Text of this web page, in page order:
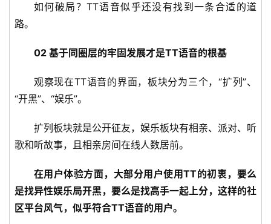
如何破局？TT语音似乎还没有找到一条合适的道
路。
02 基于同圈层的牢固发展才是TT语音的根基
观察现在TT语音的界面，板块分为三个，“扩列”、
“开黑”、“娱乐”。
扩列板块就是公开征友，娱乐板块有相亲、派对、听
歌和听故事，且相亲房间在线人数居前。
在用户体验方面，大部分用户使用TT的初衷，要么
是找异性娱乐局开黑，要么是找高手一起上分，这样的社
区平台风气，似乎符合TT语音的用户。